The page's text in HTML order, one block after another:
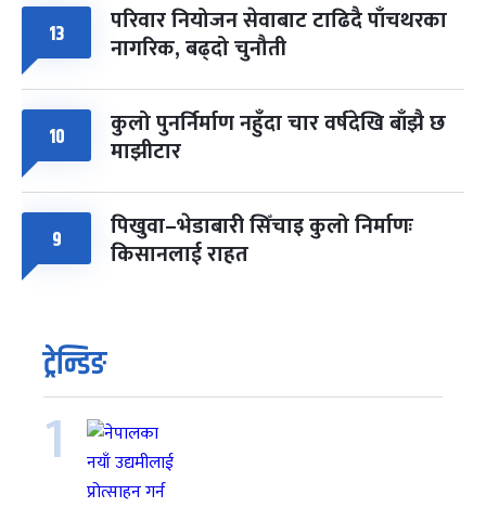
13 परिवार नियोजन सेवाबाट टाढिदै पाँचथरका
नागरिक, बढ्दो चुनौती
10 कुलो पुनर्निर्माण नहुँदा चार वर्षदेखि बाँझै छ
माझीटार
9 पिखुवा–भेडाबारी सिँचाइ कुलो निर्माणः
किसानलाई राहत
ट्रेन्डिङ
1